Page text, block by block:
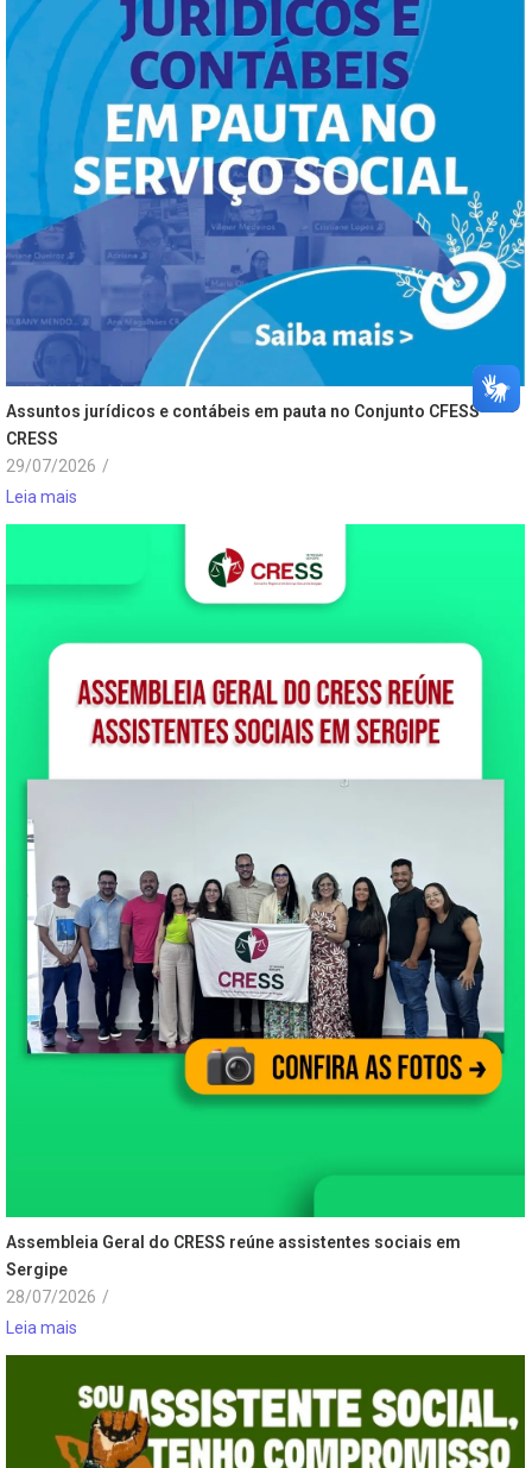
Assuntos jurídicos e contábeis em pauta no Conjunto CFESS-
CRESS
29/07/2026 /
Leia mais
Assembleia Geral do CRESS reúne assistentes sociais em
Sergipe
28/07/2026 /
Leia mais